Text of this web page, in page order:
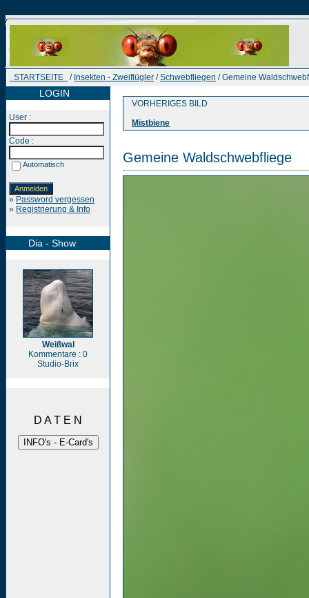
STARTSEITE / Insekten - Zweiflügler /Schwebfliegen / Gemeine
LOGIN
User :
Code :
Automatisch
» Password vergessen
» Registrierung & Info
Dia - Show
Weißwal
Kommentare : 0
Studio-Brix
D A T E N
VORHERIGES BILD
Mistbiene
Gemeine Waldschwebfliege